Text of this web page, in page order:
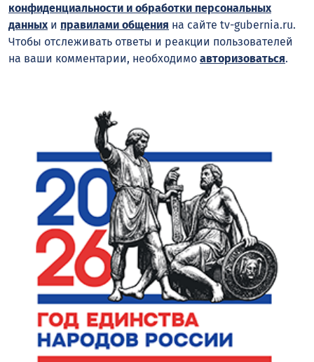
конфиденциальности и обработки персональных
данных и правилами общения на сайте tv-gubernia.ru.
Чтобы отслеживать ответы и реакции пользователей
на ваши комментарии, необходимо авторизоваться.